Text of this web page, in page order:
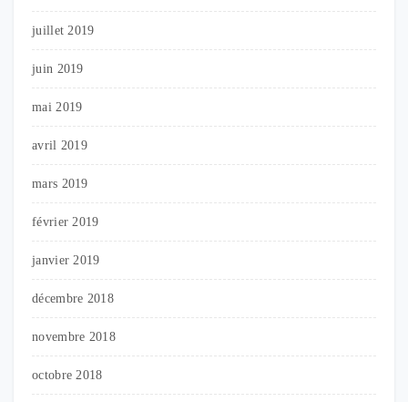
juillet 2019
juin 2019
mai 2019
avril 2019
mars 2019
février 2019
janvier 2019
décembre 2018
novembre 2018
octobre 2018